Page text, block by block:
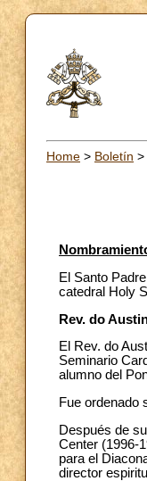
Home > Boletín >
El Santo
catedral Holy
Rev. do
El Rev. do
Seminario
alumno del
Fue ordenado
Después de
Center (1996-
para el
director